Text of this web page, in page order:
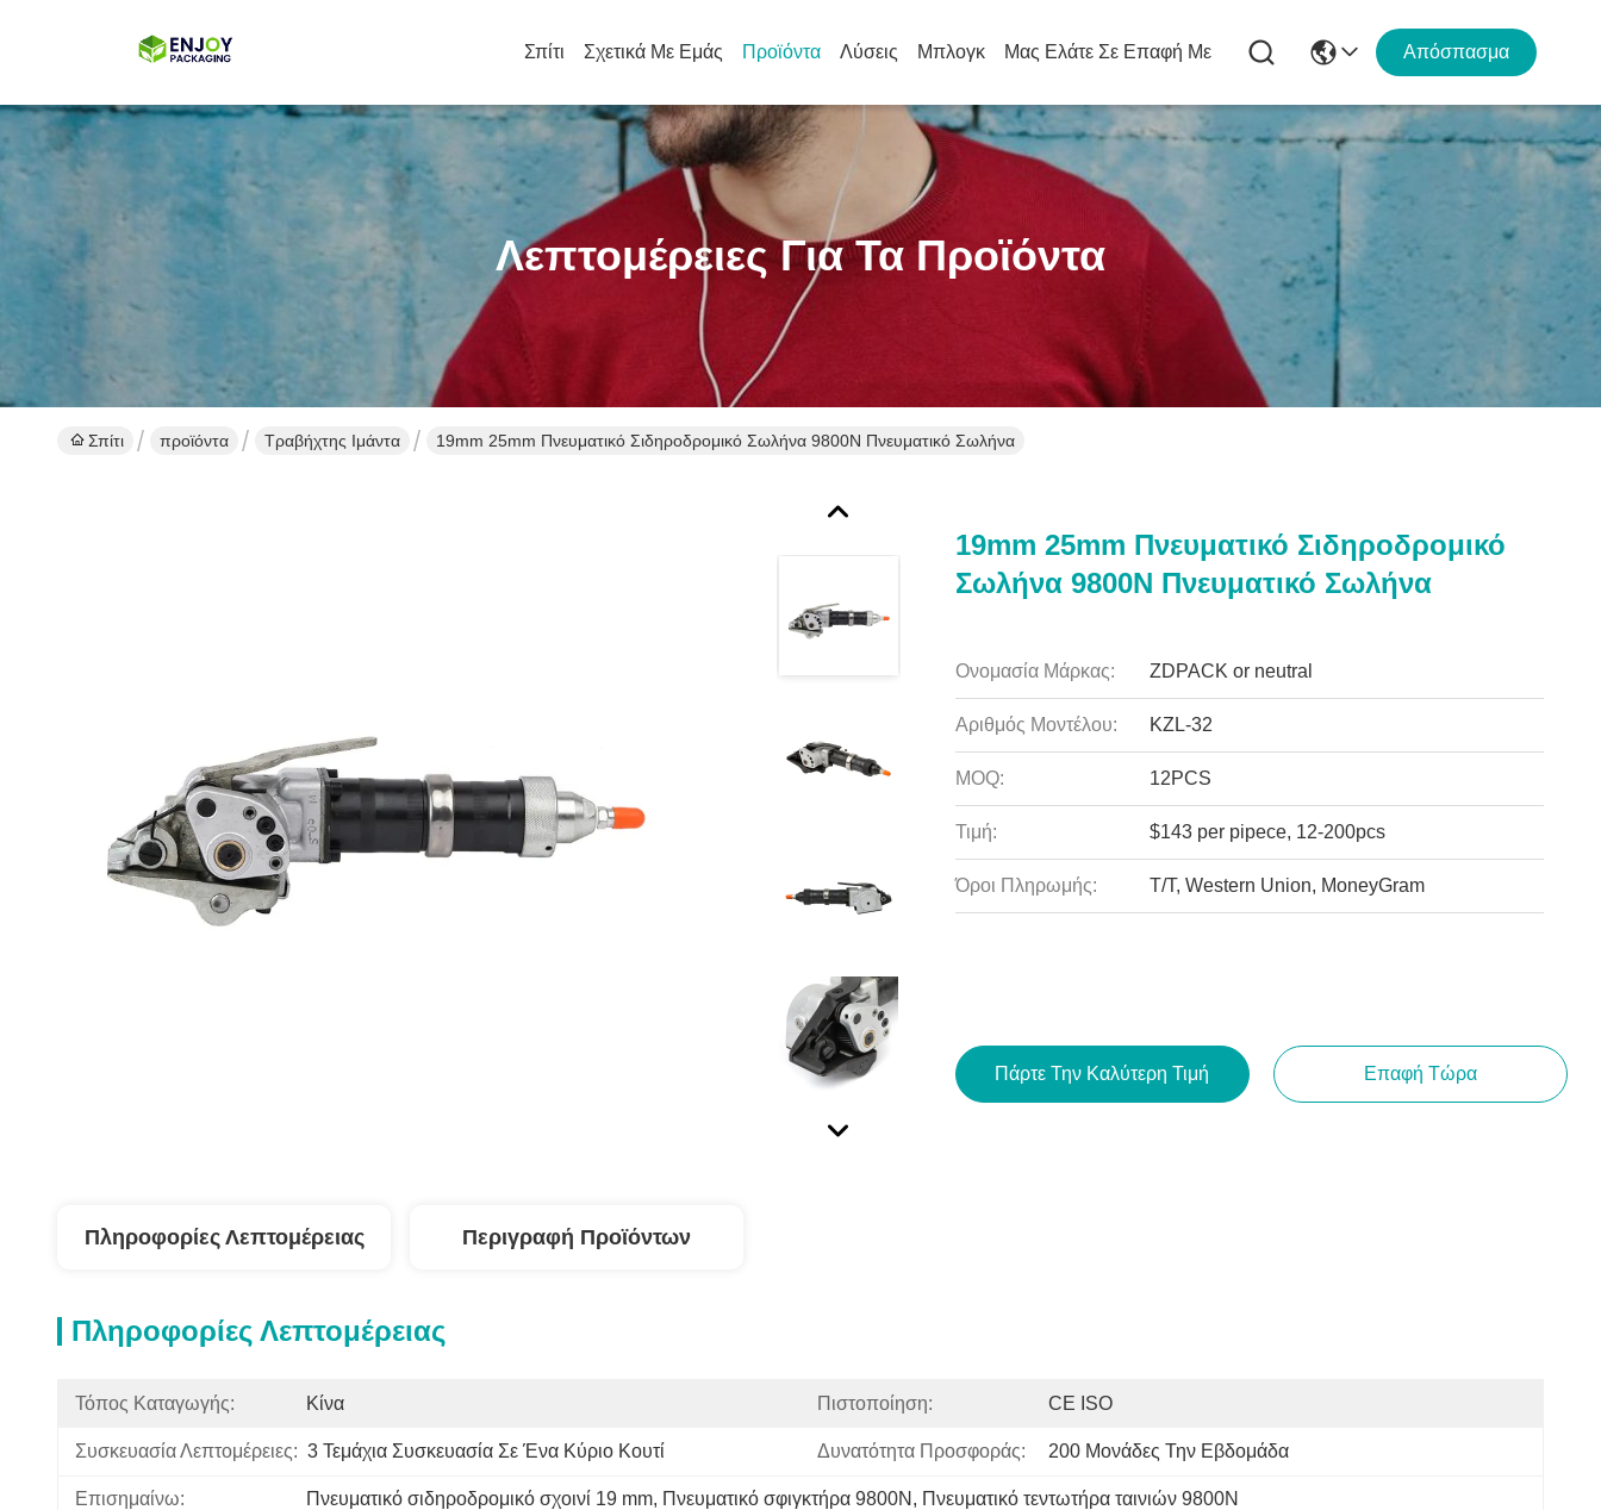
Σπίτι Σχετικά Με Εμάς Προϊόντα Λύσεις Μπλογκ Μας Ελάτε Σε Επαφή Με Απόσπασμα
Λεπτομέρειες Για Τα Προϊόντα
Σπίτι προϊόντα Τραβήχτης Ιμάντα 19mm 25mm Πνευματικό Σιδηροδρομικό Σωλήνα 9800N Πνευματικό Σωλήνα
19mm 25mm Πνευματικό Σιδηροδρομικό
Σωλήνα 9800N Πνευματικό Σωλήνα
Ονομασία Μάρκας: ZDPACK or neutral
Αριθμός Μοντέλου: KZL-32
MOQ: 12PCS
Τιμή: $143 per pipece, 12-200pcs
Όροι Πληρωμής: T/T, Western Union, MoneyGram
Πάρτε Την Καλύτερη Τιμή Επαφή Τώρα
Πληροφορίες Λεπτομέρειας Περιγραφή Προϊόντων
Πληροφορίες Λεπτομέρειας
Τόπος Καταγωγής: Κίνα Πιστοποίηση: CE ISO
Συσκευασία Λεπτομέρειες: 3 Τεμάχια Συσκευασία Σε Ένα Κύριο Κουτί Δυνατότητα Προσφοράς: 200 Μονάδες Την Εβδομάδα
Επισημαίνω: Πνευματικό σιδηροδρομικό σχοινί 19 mm, Πνευματικό σφιγκτήρα 9800N , Πνευματικό τεντωτήρα ταινιών 9800N